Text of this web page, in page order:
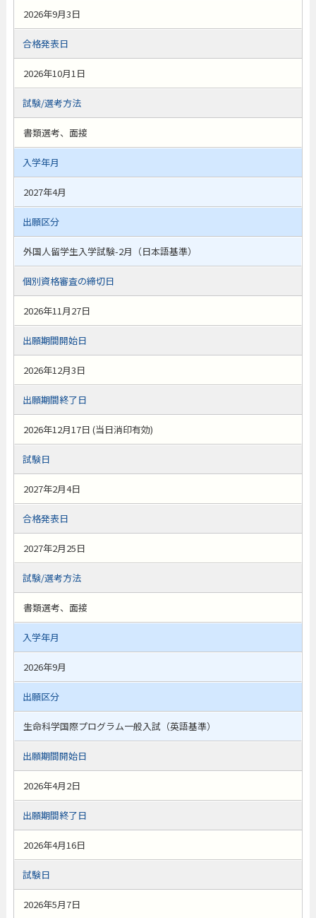
2026年9月3日
合格発表日
2026年10月1日
試験/選考方法
書類選考、面接
入学年月
2027年4月
出願区分
外国人留学生入学試験-2月（日本語基準）
個別資格審査の締切日
2026年11月27日
出願期間開始日
2026年12月3日
出願期間終了日
2026年12月17日 (当日消印有効)
試験日
2027年2月4日
合格発表日
2027年2月25日
試験/選考方法
書類選考、面接
入学年月
2026年9月
出願区分
生命科学国際プログラム一般入試（英語基準）
出願期間開始日
2026年4月2日
出願期間終了日
2026年4月16日
試験日
2026年5月7日